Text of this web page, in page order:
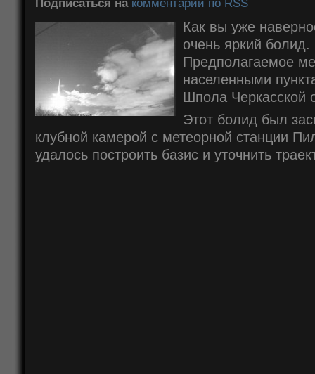
Подписаться на комментарии по RSS
Как вы уже
очень яркий
Предполагаемое
населенными
Шпола Черкасской
Этот болид был
клубной камерой с метеорной станции
удалось построить базис и уточнить